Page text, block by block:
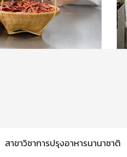
สาขาวิชาการปรุงอาหารนานาชาติ